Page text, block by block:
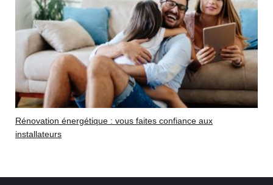
Rénovation énergétique : vous faites confiance aux
installateurs